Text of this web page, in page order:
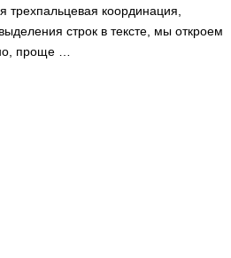
трехпальцевая координация,
строк в тексте, мы откроем
проще …